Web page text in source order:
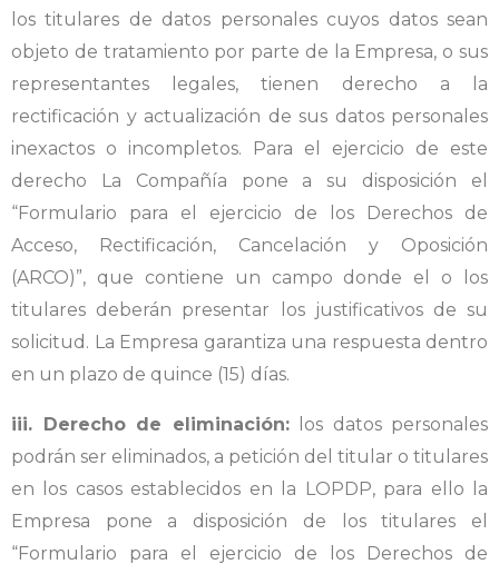
los titulares de datos personales cuyos datos sean
objeto de tratamiento por parte de la Empresa, o sus
representantes legales, tienen derecho a la
rectificación y actualización de sus datos personales
inexactos o incompletos. Para el ejercicio de este
derecho La Compañía pone a su disposición el
“Formulario para el ejercicio de los Derechos de
Acceso, Rectificación, Cancelación y Oposición
(ARCO)”, que contiene un campo donde el o los
titulares deberán presentar los justificativos de su
solicitud. La Empresa garantiza una respuesta dentro
en un plazo de quince (15) días.
iii. Derecho de eliminación:los datos personales
podrán ser eliminados, a petición del titular o titulares
en los casos establecidos en la LOPDP, para ello la
Empresa pone a disposición de los titulares el
“Formulario para el ejercicio de los Derechos de